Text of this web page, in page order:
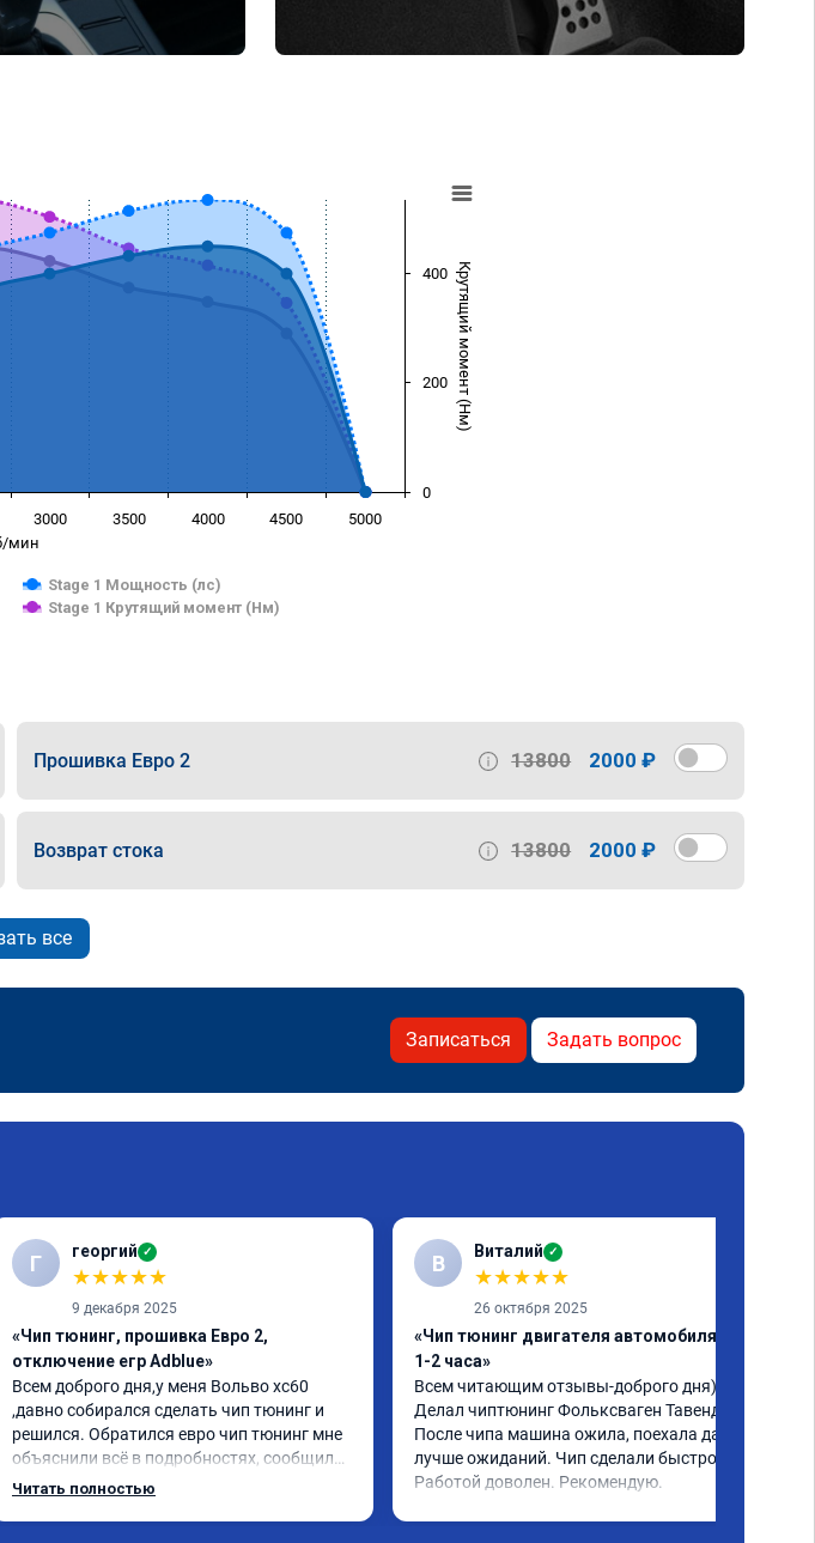
мин
Крутящий момент (Нм)
Stage 1 Мощность (лс)
Stage 1 Крутящий момент (Нм)
3000 3500 4000 4500 5000
0
200
400
Прошивка Евро 2 13800 2000 ₽
Возврат стока 13800 2000 ₽
все
Записаться Задать вопрос
Г георгий ✓
★★★★★
9 декабря 2025
«Чип тюнинг, прошивка Евро 2,
отключение егр Adblue»
Всем доброго дня,у меня Вольво xc60
,давно собирался сделать чип тюнинг и
решился. Обратился евро чип тюнинг мне
объяснили всё в подробностях, сообщили
сумму записали. Приехал в назначенное
Читать полностью
В Виталий ✓
★★★★★
26 октября 2025
«Чип тюнинг двигателя автомобиля за
1-2 часа»
Всем читающим отзывы-доброго дня))
Делал чиптюнинг Фольксваген Тавендор.
После чипа машина ожила, поехала даже
лучше ожиданий. Чип сделали быстро.
Работой доволен. Рекомендую.